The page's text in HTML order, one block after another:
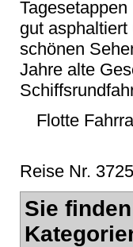
gut
schönen
Jahre alte
Flotte
Reise Nr.
Sie